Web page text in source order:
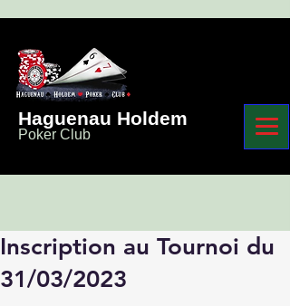
Haguenau Holdem
Poker Club
Inscription au Tournoi du
31/03/2023